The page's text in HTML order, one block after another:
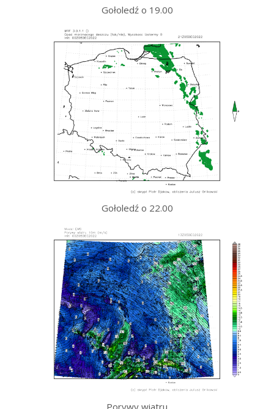
Gołoledź o 19.00
Gołoledź o 22.00
Porywy wiatru